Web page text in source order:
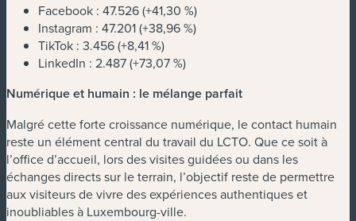
Facebook : 47.526 (+41,30 %)
Instagram : 47.201 (+38,96 %)
TikTok : 3.456 (+8,41 %)
LinkedIn : 2.487 (+73,07 %)
Numérique et humain : le mélange parfait
Malgré cette forte croissance numérique, le contact humain
reste un élément central du travail du LCTO. Que ce soit à
l’office d’accueil, lors des visites guidées ou dans les
échanges directs sur le terrain, l’objectif reste de permettre
aux visiteurs de vivre des expériences authentiques et
inoubliables à Luxembourg-ville.